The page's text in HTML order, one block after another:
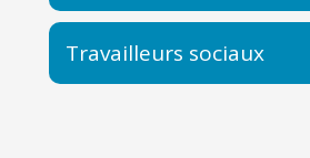
Travailleurs sociaux